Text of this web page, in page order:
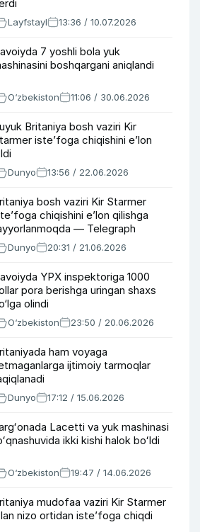
Layfstayl 13:36 / 10.07.2026
7 yoshli bola yuk
boshqargani aniqlandi
O‘zbekiston 11:06 / 30.06.2026
Britaniya bosh vaziri Kir
iste’foga chiqishini e’lon
Dunyo 13:56 / 22.06.2026
bosh vaziri Kir Starmer
chiqishini e’lon qilishga
— Telegraph
Dunyo 20:31 / 21.06.2026
YPX inspektoriga 1000
pora berishga uringan shaxs
olindi
O‘zbekiston 23:50 / 20.06.2026
ham voyaga
ijtimoiy tarmoqlar
Dunyo 17:12 / 15.06.2026
Lacetti va yuk mashinasi
ikki kishi halok boʻldi
O‘zbekiston 19:47 / 14.06.2026
mudofaa vaziri Kir Starmer
nizo ortidan iste’foga chiqdi